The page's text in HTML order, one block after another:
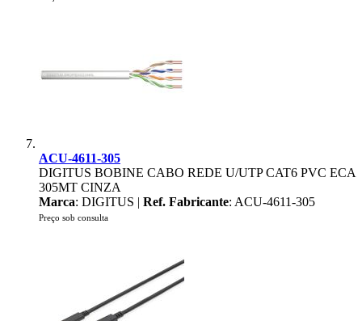
ACU-4611-305
DIGITUS BOBINE CABO REDE U/UTP CAT6 PVC ECA
305MT CINZA
Marca: DIGITUS | Ref. Fabricante: ACU-4611-305
Preço sob consulta